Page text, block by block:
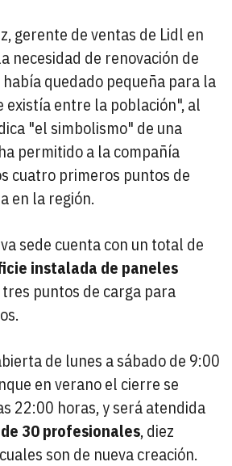
gerente de ventas de Lidl en
necesidad de renovación de
quedado pequeña para la
existía entre la población", al
"el simbolismo" de una
permitido a la compañía
cuatro primeros puntos de
en la región.
sede cuenta con un total de
instalada de paneles
tres puntos de carga para
de lunes a sábado de 9:00
en verano el cierre se
22:00 horas, y será atendida
30 profesionales, diez
son de nueva creación.